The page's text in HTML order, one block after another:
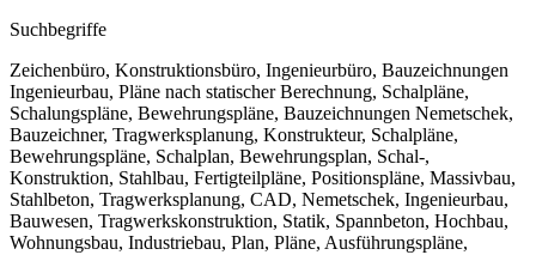
Suchbegriffe
Zeichenbüro, Konstruktionsbüro, Ingenieurbüro, Bauzeichnungen
Ingenieurbau, Pläne nach statischer Berechnung, Schalpläne,
Schalungspläne, Bewehrungspläne, Bauzeichnungen Nemetschek,
Bauzeichner, Tragwerksplanung, Konstrukteur, Schalpläne,
Bewehrungspläne, Schalplan, Bewehrungsplan, Schal-,
Konstruktion, Stahlbau, Fertigteilpläne, Positionspläne, Massivbau,
Stahlbeton, Tragwerksplanung, CAD, Nemetschek, Ingenieurbau,
Bauwesen, Tragwerkskonstruktion, Statik, Spannbeton, Hochbau,
Wohnungsbau, Industriebau, Plan, Pläne, Ausführungspläne,